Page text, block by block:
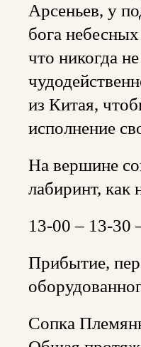
Арсеньев, у
бога
что никогда
из Китая,
исполнение
На вершине
лабиринт, как
13-00 – 13-30
Прибытие,
Сопка